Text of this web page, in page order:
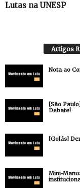
Lutas na UNESP
Artigos
Nota ao
[São
Debate!
[Goiás]
Mini-